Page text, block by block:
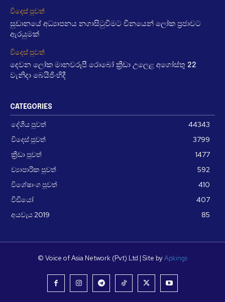
විදෙස් පුවත්
සුඩානයේ අධ්‍යාපනය නගාසිටුවීමට චීනයෙන් ලෝක ප්‍රජාවට
ඇරයුමක්
විදෙස් පුවත්
දෙවන ලෝක මානවරූපී රොබෝ ක්‍රීඩා උලෙළ අගෝස්තු 22
වැනිදා බෙයිජිංහිදී
CATEGORIES
දේශීය පුවත්
44343
විදෙස් පුවත්
3799
ක්‍රීඩා පුවත්
1477
ව්‍යාපාරික පුවත්
592
විශේෂාංග පුවත්
410
වීඩීයෝ
407
අයවැය 2019
85
© Voice of Asia Network (Pvt) Ltd | Site byApkings